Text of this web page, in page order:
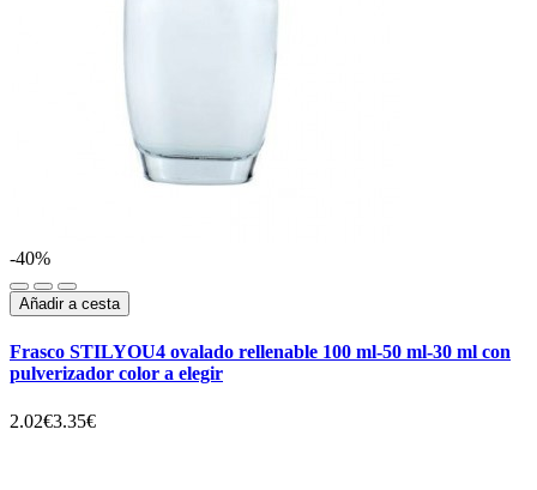
-40%
Añadir a cesta
Frasco STILYOU4 ovalado rellenable 100 ml-50 ml-30 ml con
pulverizador color a elegir
2.02€3.35€